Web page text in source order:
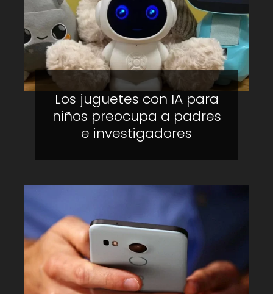
Los juguetes con IA para
niños preocupa a padres
e investigadores